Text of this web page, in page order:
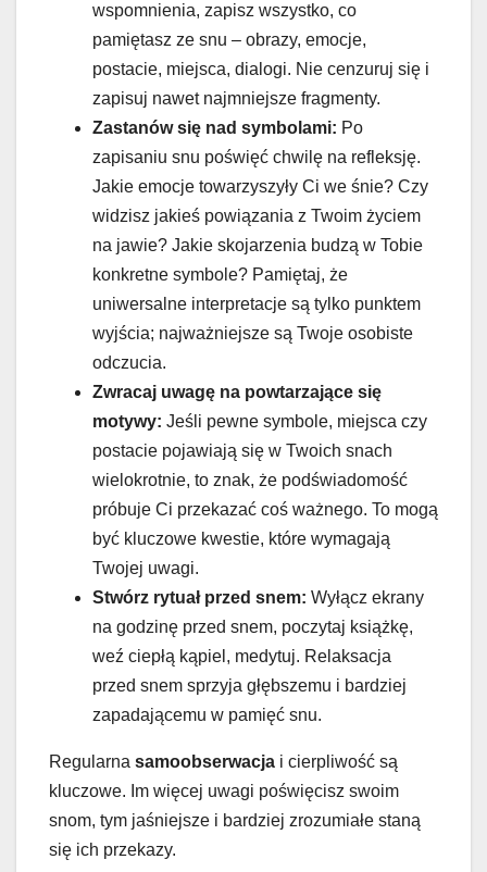
wspomnienia, zapisz wszystko, co
pamiętasz ze snu – obrazy, emocje,
postacie, miejsca, dialogi. Nie cenzuruj się i
zapisuj nawet najmniejsze fragmenty.
Zastanów się nad symbolami: Po
zapisaniu snu poświęć chwilę na refleksję.
Jakie emocje towarzyszyły Ci we śnie? Czy
widzisz jakieś powiązania z Twoim życiem
na jawie? Jakie skojarzenia budzą w Tobie
konkretne symbole? Pamiętaj, że
uniwersalne interpretacje są tylko punktem
wyjścia; najważniejsze są Twoje osobiste
odczucia.
Zwracaj uwagę na powtarzające się
motywy: Jeśli pewne symbole, miejsca czy
postacie pojawiają się w Twoich snach
wielokrotnie, to znak, że podświadomość
próbuje Ci przekazać coś ważnego. To mogą
być kluczowe kwestie, które wymagają
Twojej uwagi.
Stwórz rytuał przed snem: Wyłącz ekrany
na godzinę przed snem, poczytaj książkę,
weź ciepłą kąpiel, medytuj. Relaksacja
przed snem sprzyja głębszemu i bardziej
zapadającemu w pamięć snu.
Regularna samoobserwacja i cierpliwość są
kluczowe. Im więcej uwagi poświęcisz swoim
snom, tym jaśniejsze i bardziej zrozumiałe staną
się ich przekazy.